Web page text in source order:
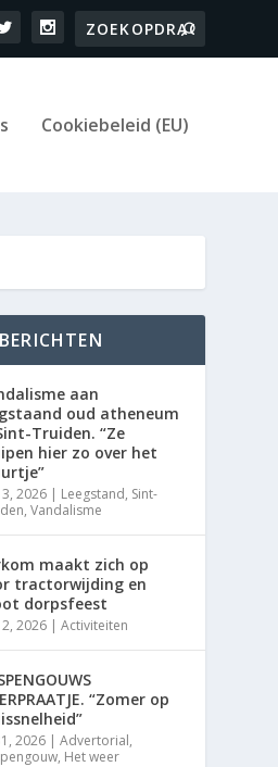
Cookiebeleid (EU)
aan
oud atheneum
Truiden. “Ze
hier zo over het
2026 | Leegstand, Sint-
,Vandalisme
maakt zich op
tractorwijding en
dorpsfeest
2026 |Activiteiten
“Zomer op
2026 |Advertorial,
, Het weer